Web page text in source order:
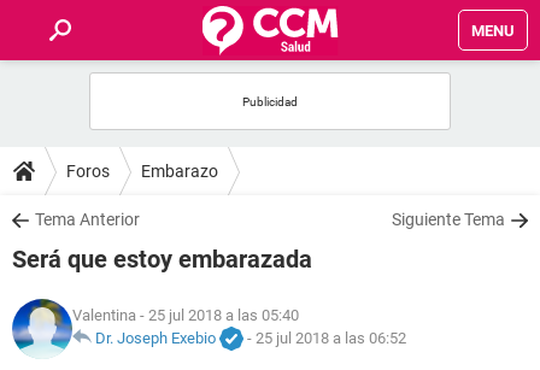
MENU
FOROS
SALUD
FAMILIA
NUTRICIÓN
Foros Embarazo
Tema Anterior Siguiente Tema
Será que estoy embarazada
Valentina - 25 jul 2018 a las 05:40
Dr. Joseph Exebio
- 25 jul 2018 a las 06:52